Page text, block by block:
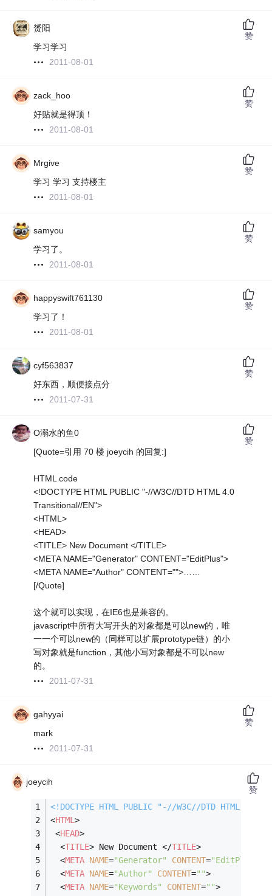
赟阳
学习学习
2011-08-01
赞
zack_hoo
好贴就是得顶！
2011-08-01
赞
Mrgive
学习 学习 支持楼主
2011-08-01
赞
samyou
学习了。
2011-08-01
赞
happyswift761130
学习了！
2011-08-01
赞
cyf563837
好东西，顺便接点分
2011-07-31
赞
O溺水的鱼0
[Quote=引用 70 楼 joeycih 的回复:]
HTML code
<!DOCTYPE HTML PUBLIC "-//W3C//DTD HTML 4.0
Transitional//EN">
<HTML>
<HEAD>
<TITLE> New Document </TITLE>
<META NAME="Generator" CONTENT="EditPlus">
<META NAME="Author" CONTENT="">……
[/Quote]
这个就可以实现，在IE6也是兼容的。
javascript中所有大写开头的对象都是可以new的，唯
一一个可以new的（同样可以扩展prototype链）的小
写对象就是function，其他小写对象都是不可以new
的。
2011-07-31
赞
gahyyai
mark
2011-07-31
赞
joeycih
<!DOCTYPE HTML PUBLIC
"-//W3C//DTD HTML 4.0
<HTML>
<HEAD>
<TITLE> New Document </TITLE>
<META NAME="Generator" CONTENT="EditPlus"
<META NAME="Author" CONTENT="">
<META NAME="Keywords" CONTENT="">
赞